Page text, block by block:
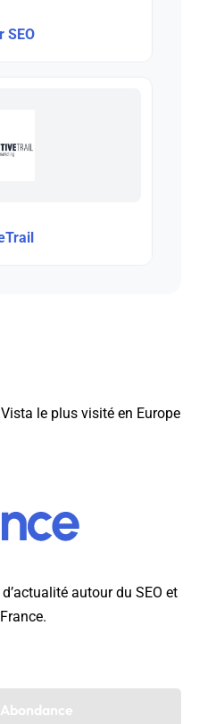
SEO
le plus visité en Europe
autour du SEO et